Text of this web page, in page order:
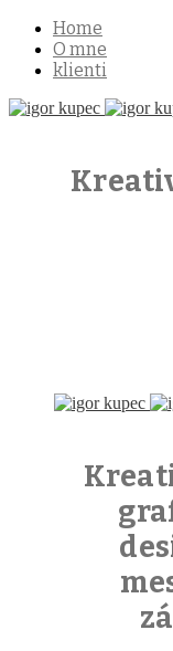
Home
O mne
klienti